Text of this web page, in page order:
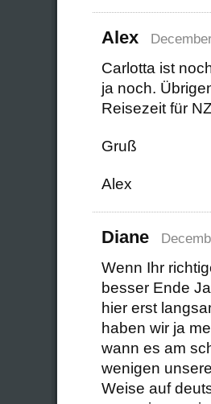
Alex
Carlotta ist
ja noch.
Reisezeit für
Gruß
Alex
Diane
Wenn Ihr
besser Ende
hier erst
haben wir ja
wann es am
wenigen
Weise auf